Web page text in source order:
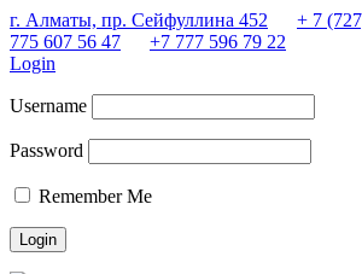
г. Алматы, пр. Сейфуллина 452 + 7
775 607 56 47
+7 777 596 79 22
Login
Username
Password
Remember Me